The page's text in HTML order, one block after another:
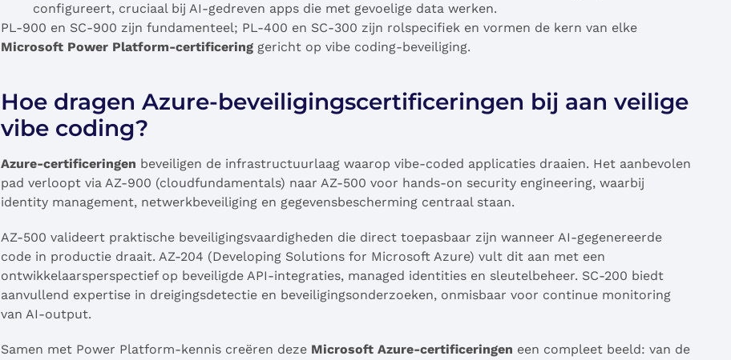
configureert, cruciaal bij AI-gedreven apps die met gevoelige data werken.
PL-900 en SC-900 zijn fundamenteel; PL-400 en SC-300 zijn rolspecifiek en vormen de kern van elke
Microsoft Power Platform-certificering gericht op vibe coding-beveiliging.
Hoe dragen Azure-beveiligingscertificeringen bij aan veilige
vibe coding?
Azure-certificeringen beveiligen de infrastructuurlaag waarop vibe-coded applicaties draaien. Het aanbevolen
pad verloopt via AZ-900 (cloudfundamentals) naar AZ-500 voor hands-on security engineering, waarbij
identity management, netwerkbeveiliging en gegevensbescherming centraal staan.
AZ-500 valideert praktische beveiligingsvaardigheden die direct toepasbaar zijn wanneer AI-gegenereerde
code in productie draait. AZ-204 (Developing Solutions for Microsoft Azure) vult dit aan met een
ontwikkelaarsperspectief op beveiligde API-integraties, managed identities en sleutelbeheer. SC-200 biedt
aanvullend expertise in dreigingsdetectie en beveiligingsonderzoeken, onmisbaar voor continue monitoring
van AI-output.
Samen met Power Platform-kennis creëren deze Microsoft Azure-certificeringen een compleet beeld: van de